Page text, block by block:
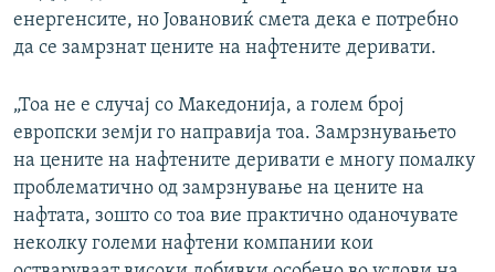
енергенсите, но Јовановиќ смета дека е потребно
да се замрзнат цените на нафтените деривати.
„Тоа не е случај со Македонија, а голем број
европски земји го направија тоа. Замрзнувањето
на цените на нафтените деривати е многу помалку
проблематично од замрзнување на цените на
нафтата, зошто со тоа вие практично оданочувате
неколку големи нафтени компании кои